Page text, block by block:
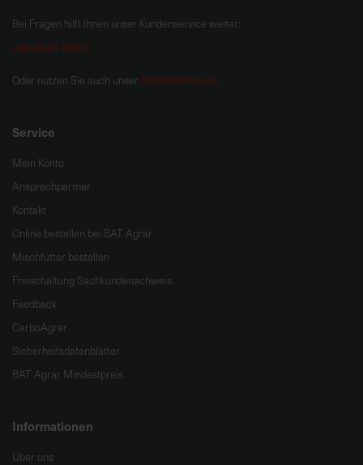
Bei Fragen hilft Ihnen unser Kundenservice weiter:
+49 4541 806 0
Oder nutzen Sie auch unser Onlineformular.
Service
Mein Konto
Ansprechpartner
Kontakt
Online bestellen bei BAT Agrar
Mischfutter bestellen
Freischaltung Sachkundenachweis
Feedback
CarboAgrar
Sicherheitsdatenblätter
BAT Agrar Mindestpreis
Informationen
Über uns